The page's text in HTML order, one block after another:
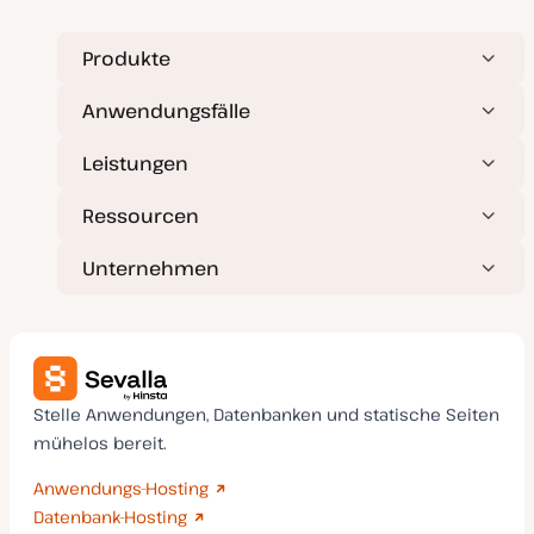
Produkte
Anwendungsfälle
Leistungen
Ressourcen
Unternehmen
Stelle Anwendungen, Datenbanken und statische Seiten
mühelos bereit.
Anwendungs-Hosting
Datenbank-Hosting